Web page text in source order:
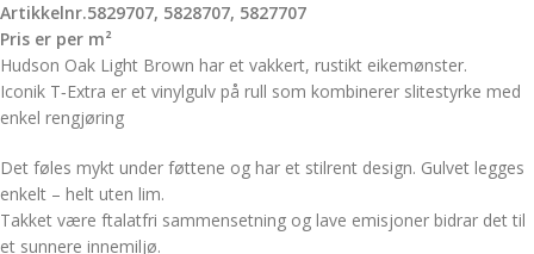
Artikkelnr.5829707, 5828707, 5827707
Pris er per m²
Hudson Oak Light Brown har et vakkert, rustikt eikemønster.
Iconik T‑Extra er et vinylgulv på rull som kombinerer slitestyrke med
enkel rengjøring
Det føles mykt under føttene og har et stilrent design. Gulvet legges
enkelt – helt uten lim.
Takket være ftalatfri sammensetning og lave emisjoner bidrar det til
et sunnere innemiljø.